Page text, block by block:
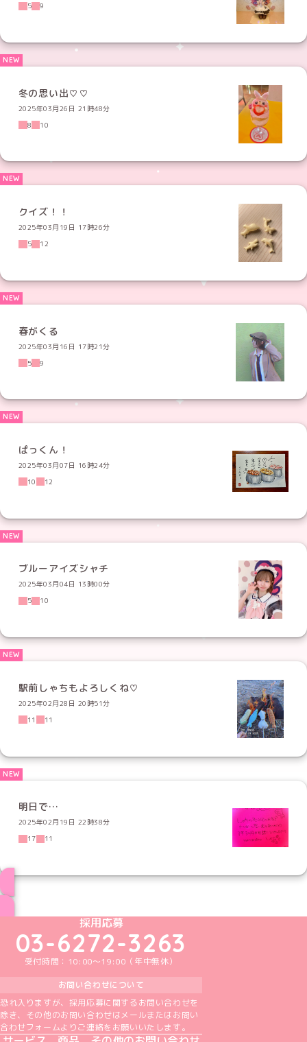
5
9
冬の思い出♡♡
2025年03月26日 21時48分
8
10
クイズ！！
2025年03月19日 17時26分
5
12
春がくる
2025年03月16日 17時21分
5
9
ぱっくん！
2025年03月07日 16時24分
10
12
ブルーアイズシャチ
2025年03月04日 13時00分
5
10
駅前しゃちもよろしくね♡
2025年02月28日 20時51分
11
11
明日で…
2025年02月19日 22時38分
17
11
めいどりーみんTikTok公式アカウント
めいどりーみんX公式アカウント
めいどりーみんInstagram公式アカウント
めいどりーみんFacebook公式アカウン
めいどりーみんYouTube公式アカ
採用応募
03-6272-3263
受付時間：10:00～19:00（年中無休）
お問い合わせについて
恐れ入りますが、採用応募に関するお問い合わせを
除き、その他のお問い合わせはメールまたはお問い
合わせフォームよりご連絡をお願いいたします。